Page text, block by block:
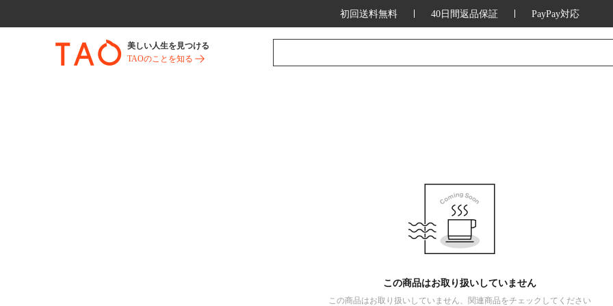
初回送料無料 40日間返品保証 PayPay対応
美しい人生を見つける
TAOのことを知る
この商品はお取り扱いしていません
この商品はお取り扱いしていません、関連商品をチェックしてください